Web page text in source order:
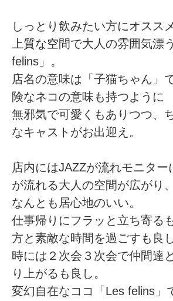
しっとり飲みたい方にオスス
上質な空間で大人の雰囲気漂
felins」。
店名の意味は「子猫ちゃん」
険なネコの意味も持つように
無邪気で可愛くもありつつ、
なキャストがお出迎え。
店内にはJAZZが流れモニター
が流れる大人の空間が広がり、
なんとも居心地のいい。
仕事帰りにフラッと立ち寄る
方と素敵な時間を過ごすも良し
時には２次会３次会で仲間達
り上がるも良し。
変幻自在なココ「Les felins」